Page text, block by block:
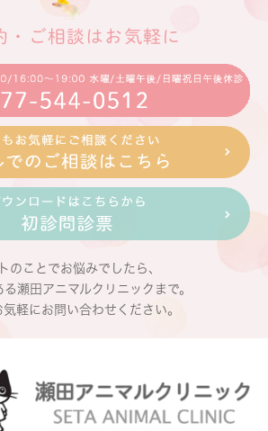
・ご相談はお気軽に
のことでお悩みでしたら、
る瀬田アニマルクリニックまで。
気軽にお問い合わせください。